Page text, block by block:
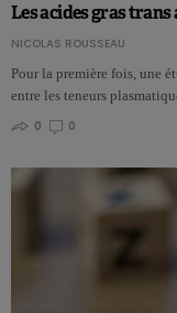
Les acides gras trans
NICOLAS ROUSSEAU
Pour la première fois, une
entre les teneurs
0
0